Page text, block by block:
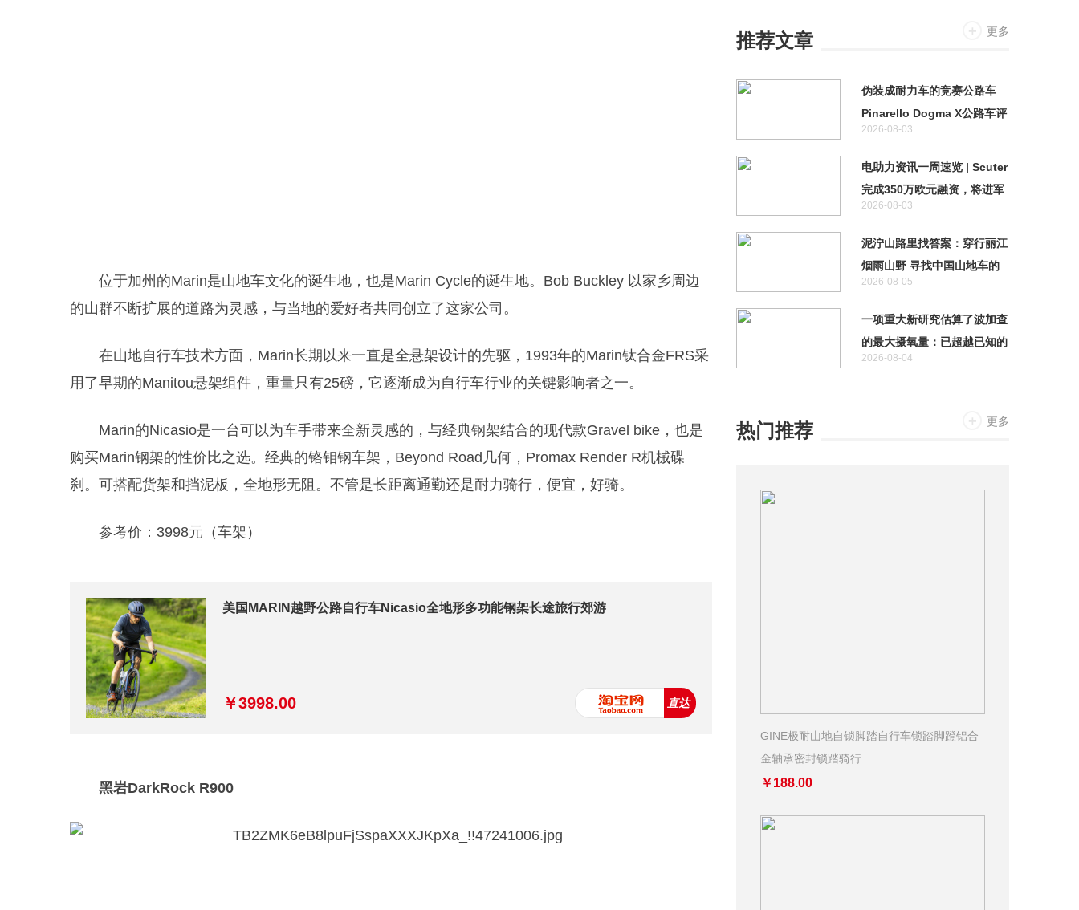
位于加州的Marin是山地车文化的诞生地，也是Marin Cycle的诞生地。Bob Buckley 以家乡周边
的山群不断扩展的道路为灵感，与当地的爱好者共同创立了这家公司。
在山地自行车技术方面，Marin长期以来一直是全悬架设计的先驱，1993年的Marin钛合金FRS采
用了早期的Manitou悬架组件，重量只有25磅，它逐渐成为自行车行业的关键影响者之一。
Marin的Nicasio是一台可以为车手带来全新灵感的，与经典钢架结合的现代款Gravel bike，也是
购买Marin钢架的性价比之选。经典的铬钼钢车架，Beyond Road几何，Promax Render R机械碟
刹。可搭配货架和挡泥板，全地形无阻。不管是长距离通勤还是耐力骑行，便宜，好骑。
参考价：3998元（车架）
美国MARIN越野公路自行车Nicasio全地形多功能钢架长途旅行郊游
￥3998.00 直达
黑岩DarkRock R900
推荐文章 更多
伪装成耐力车的竞赛公路车
Pinarello Dogma X公路车评
测
2026-08-03
电助力资讯一周速览 | Scuter
完成350万欧元融资，将进军
自动驾驶领域
2026-08-03
泥泞山路里找答案：穿行丽江
烟雨山野 寻找中国山地车的
未来
2026-08-05
一项重大新研究估算了波加查
的最大摄氧量：已超越已知的
人类极限
2026-08-04
热门推荐 更多
GINE极耐山地自锁脚踏自行车锁踏脚蹬铝合
金轴承密封锁踏骑行
￥188.00